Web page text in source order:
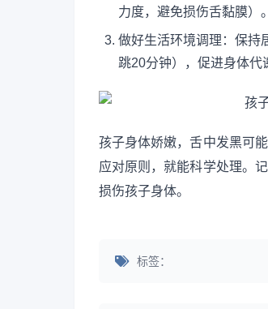
力度，避免损伤舌黏膜）。
做好生活环境调理：保持
跳20分钟），促进身体代
孩子身体娇嫩，舌中发黑可
应对原则，就能科学处理。
损伤孩子身体。
标签：